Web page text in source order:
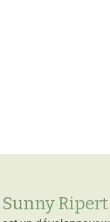
Sunny Ripert